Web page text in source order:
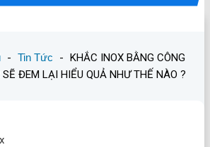
- Tin Tức - KHẮC INOX BẰNG CÔNG
SẼ ĐEM LẠI HIỂU QUẢ NHƯ THẾ NÀO ?